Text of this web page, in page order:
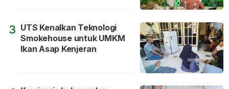
3 UTS Kenalkan Teknologi
Smokehouse untuk UMKM
Ikan Asap Kenjeran